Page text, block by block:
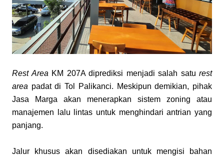
Rest Area KM 207A diprediksi menjadi salah satu rest
area padat di Tol Palikanci. Meskipun demikian, pihak
Jasa Marga akan menerapkan sistem zoning atau
manajemen lalu lintas untuk menghindari antrian yang
panjang.
Jalur khusus akan disediakan untuk mengisi bahan